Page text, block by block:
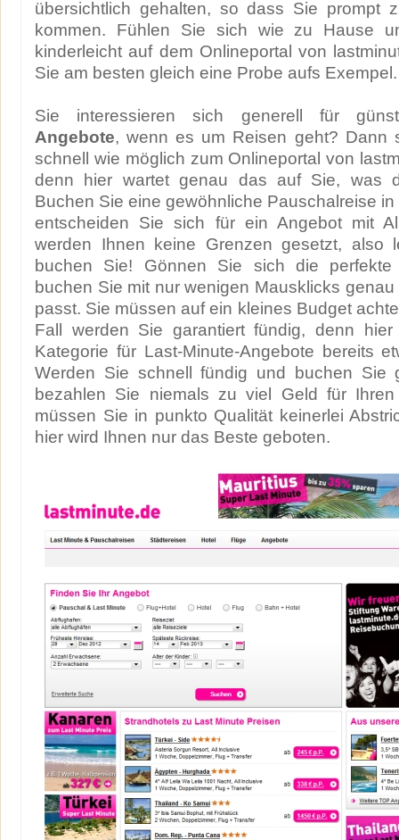
übersichtlich gehalten, so dass Sie prompt
kommen. Fühlen Sie sich wie zu Hause
kinderleicht auf dem Onlineportal von
Sie am besten gleich eine Probe aufs Exempel.
Sie interessieren sich generell für
Angebote, wenn es um Reisen geht? Dann
schnell wie möglich zum Onlineportal von
denn hier wartet genau das auf Sie, was
Buchen Sie eine gewöhnliche Pauschalreise
entscheiden Sie sich für ein Angebot mit
werden Ihnen keine Grenzen gesetzt, also
buchen Sie! Gönnen Sie sich die perfekte
buchen Sie mit nur wenigen Mausklicks
passt. Sie müssen auf ein kleines Budget
Fall werden Sie garantiert fündig, denn
Kategorie für Last-Minute-Angebote bereits
Werden Sie schnell fündig und buchen Sie
bezahlen Sie niemals zu viel Geld für Ihren
müssen Sie in punkto Qualität keinerlei
hier wird Ihnen nur das Beste geboten.